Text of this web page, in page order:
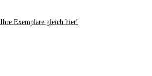
man Arthrose und Osteoporose einfach mit
Exemplare gleich hier!